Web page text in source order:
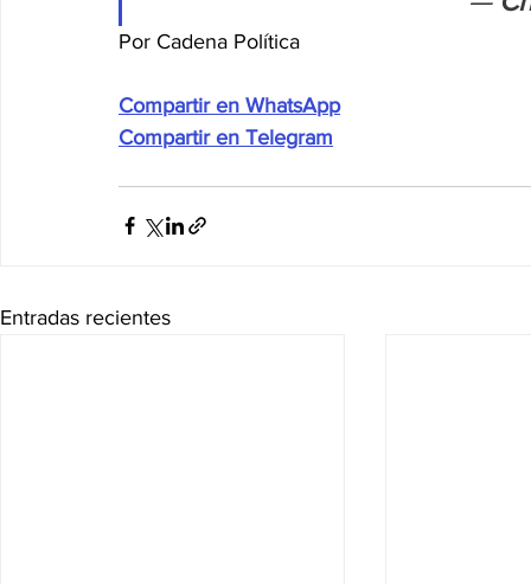
Por Cadena Política
Compartir en WhatsApp
Compartir en Telegram
Entradas recientes